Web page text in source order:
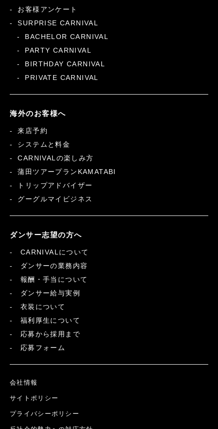
お客様アンケート
SURPRISE CARNIVAL
BACHELOR CARNIVAL
PARTY CARNIVAL
BIRTHDAY CARNIVAL
PRIVATE CARNIVAL
海外のお客様へ
来店予約
システムと料金
CARNIVALの楽しみ方
蒲田ツアープランKAMATABI
トリップアドバイザー
グーグルマイビジネス
ダンサー志望の方へ
CARNIVALについて
ダンサーの業務内容
報酬・手当について
ダンサー給与実例
衣装について
福利厚生について
応募から採用まで
応募フォーム
会社情報
サイトポリシー
プライバシーポリシー